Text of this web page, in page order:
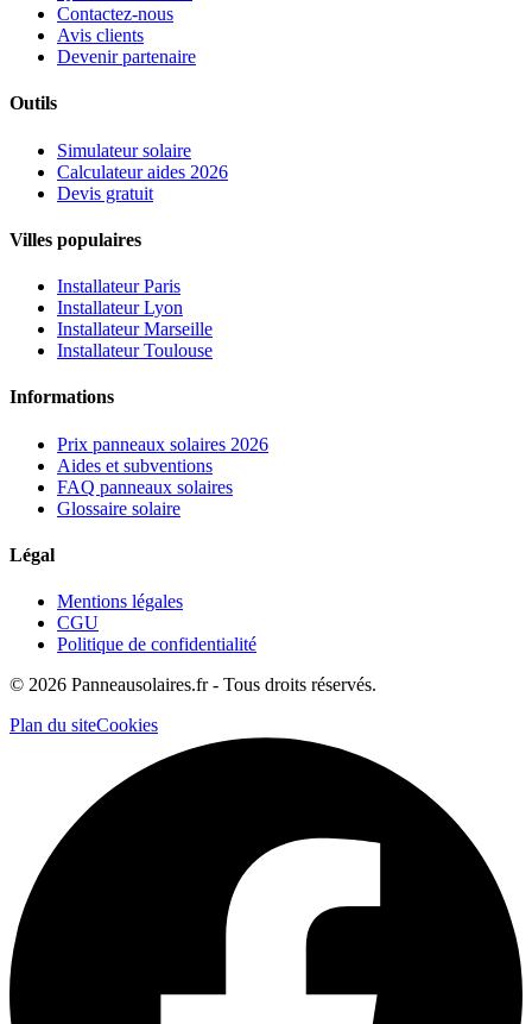
Contactez-nous
Avis clients
Devenir partenaire
Outils
Simulateur solaire
Calculateur aides 2026
Devis gratuit
Villes populaires
Installateur Paris
Installateur Lyon
Installateur Marseille
Installateur Toulouse
Informations
Prix panneaux solaires 2026
Aides et subventions
FAQ panneaux solaires
Glossaire solaire
Légal
Mentions légales
CGU
Politique de confidentialité
© 2026 Panneausolaires.fr - Tous droits réservés.
Plan du siteCookies